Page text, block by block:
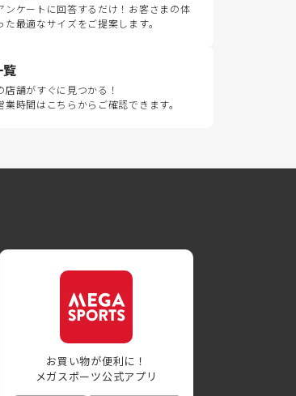
ンケートに回答するだけ！お客さまの体
た最適なサイズをご提案します。
覧
店舗がすぐに見つかる！
業時間はこちらからご確認できます。
お買い物が便利に！
メガスポーツ公式アプリ